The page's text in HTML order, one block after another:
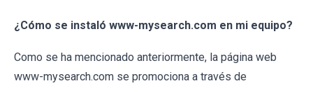
¿Cómo se instaló www-mysearch.com en mi equipo?
Como se ha mencionado anteriormente, la página web
www-mysearch.com se promociona a través de